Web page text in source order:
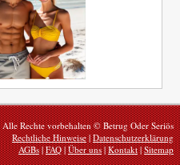
Alle Rechte vorbehalten © Betrug Oder Seriös
Rechtliche Hinweise|Datenschutzerklärung
AGBs|FAQ|Über uns|Kontakt|Sitemap